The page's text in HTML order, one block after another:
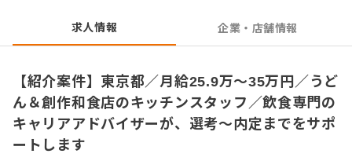
転職支援窓口』までお問合せください！
求人情報 企業・店舗情報
【紹介案件】東京都／月給25.9万〜35万円／うど
ん＆創作和食店のキッチンスタッフ／飲食専門の
キャリアアドバイザーが、選考～内定までをサポ
ートします